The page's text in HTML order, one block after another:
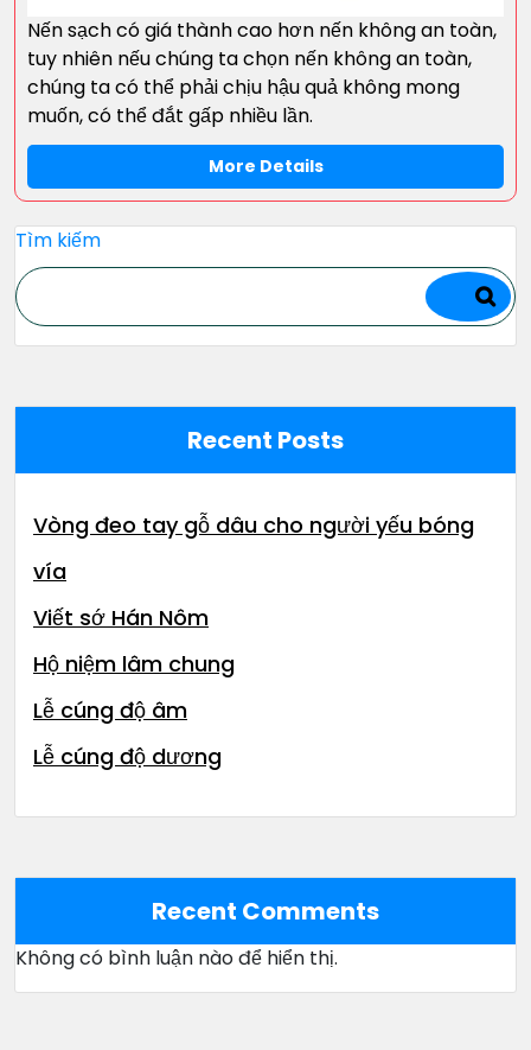
Nến sạch có giá thành cao hơn nến không an toàn,
tuy nhiên nếu chúng ta chọn nến không an toàn,
chúng ta có thể phải chịu hậu quả không mong
muốn, có thể đắt gấp nhiều lần.
More Details
Tìm kiếm
Recent Posts
Vòng đeo tay gỗ dâu cho người yếu bóng
vía
Viết sớ Hán Nôm
Hộ niệm lâm chung
Lễ cúng độ âm
Lễ cúng độ dương
Recent Comments
Không có bình luận nào để hiển thị.